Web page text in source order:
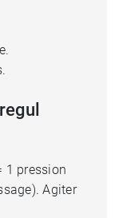
1 pression
Agiter